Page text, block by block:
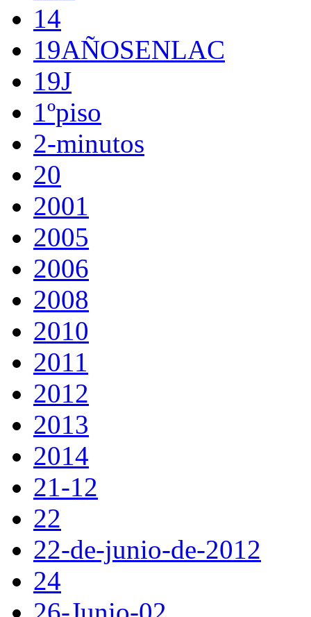
14
19AÑOSENLAC
19J
1ºpiso
2-minutos
20
2001
2005
2006
2008
2010
2011
2012
2013
2014
21-12
22
22-de-junio-de-2012
24